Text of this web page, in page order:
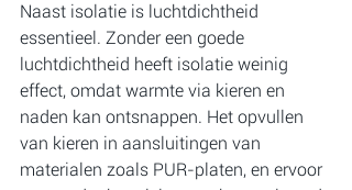
Naast isolatie is luchtdichtheid
essentieel. Zonder een goede
luchtdichtheid heeft isolatie weinig
effect, omdat warmte via kieren en
naden kan ontsnappen. Het opvullen
van kieren in aansluitingen van
materialen zoals PUR-platen, en ervoor